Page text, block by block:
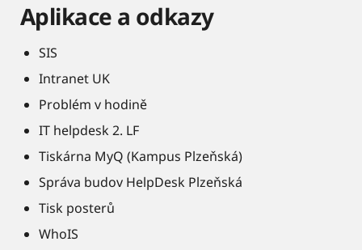
Aplikace a odkazy
SIS
Intranet UK
Problém v hodině
IT helpdesk 2. LF
Tiskárna MyQ (Kampus Plzeňská)
Správa budov HelpDesk Plzeňská
Tisk posterů
WhoIS